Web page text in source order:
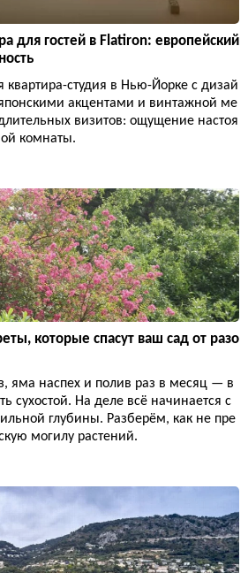
для гостей в Flatiron: европейский
квартира-студия в Нью-Йорке с дизай
акцентами и винтажной ме
визитов: ощущение настоя
комнаты.
которые спасут ваш сад от разо
яма наспех и полив раз в месяц — в
сухостой. На деле всё начинается с
глубины. Разберём, как не пре
могилу растений.